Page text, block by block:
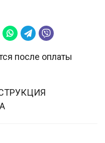
после оплаты